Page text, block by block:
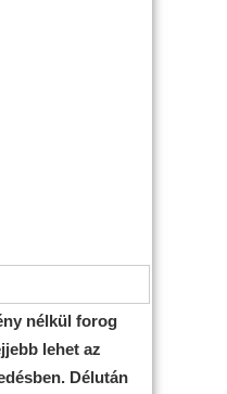
nélkül forog
lehet az
Délután